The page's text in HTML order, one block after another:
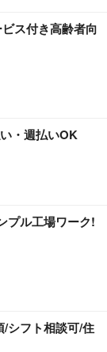
ス付き高齢者向
・週払いOK
プル工場ワーク!
/シフト相談可/住